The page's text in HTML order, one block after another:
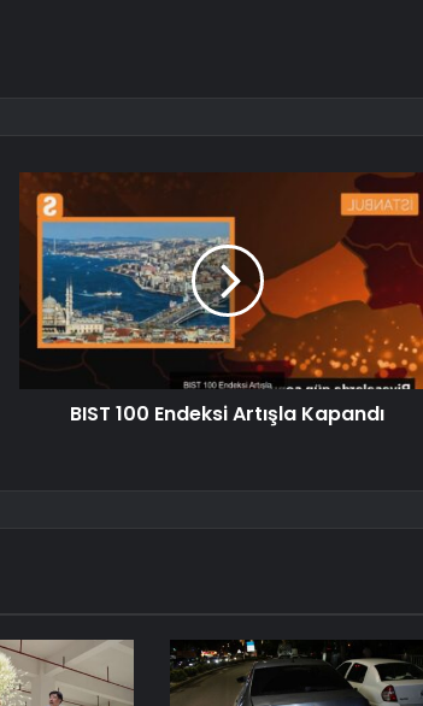
BIST 100 Endeksi Artışla Kapandı